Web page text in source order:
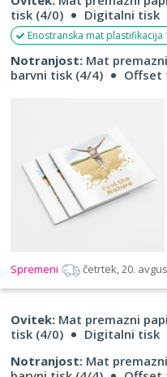
tisk (4/0)
Digitalni tisk
Enostranska mat plastifikacija
Notranjost: Mat
barvni tisk (4/4)
Offset
Spremeni četrtek, 20.
Ovitek: Mat premazni
tisk (4/0)
Digitalni tisk
Notranjost: Mat